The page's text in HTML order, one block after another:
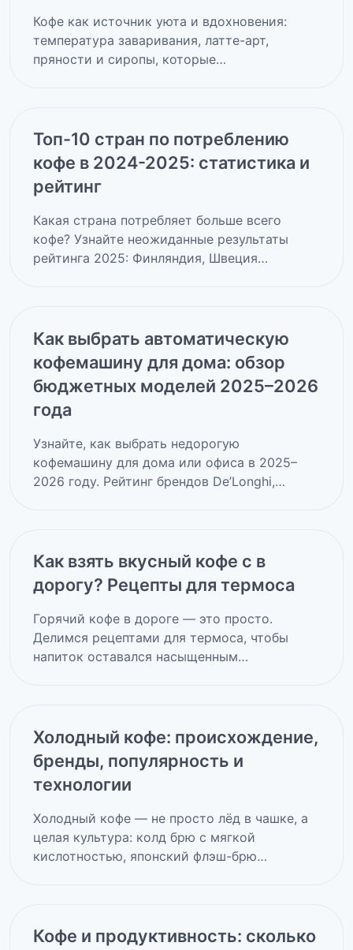
Кофе как источник уюта и вдохновения:
температура заваривания, латте-арт,
пряности и сиропы, которые…
Топ-10 стран по потреблению
кофе в 2024-2025: статистика и
рейтинг
Какая страна потребляет больше всего
кофе? Узнайте неожиданные результаты
рейтинга 2025: Финляндия, Швеция…
Как выбрать автоматическую
кофемашину для дома: обзор
бюджетных моделей 2025–2026
года
Узнайте, как выбрать недорогую
кофемашину для дома или офиса в 2025–
2026 году. Рейтинг брендов De’Longhi,…
Как взять вкусный кофе с в
дорогу? Рецепты для термоса
Горячий кофе в дороге — это просто.
Делимся рецептами для термоса, чтобы
напиток оставался насыщенным…
Холодный кофе: происхождение,
бренды, популярность и
технологии
Холодный кофе — не просто лёд в чашке, а
целая культура: колд брю с мягкой
кислотностью, японский флэш-брю…
Кофе и продуктивность: сколько